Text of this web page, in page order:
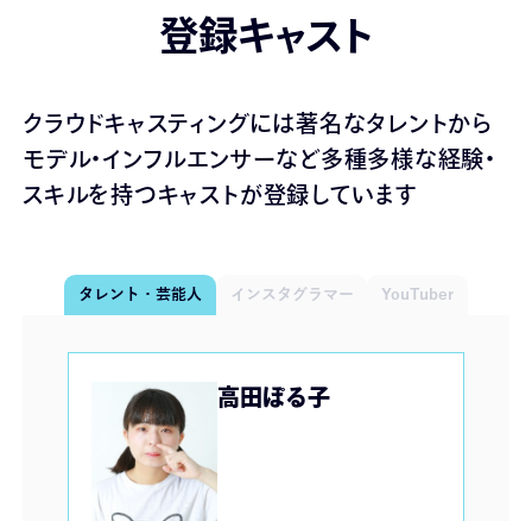
登録キャスト
クラウドキャスティングには著名なタレントから
モデル・インフルエンサーなど多種多様な経験・
スキルを持つキャストが登録しています
タレント・芸能人 インスタグラマー YouTuber
高田ぽる子